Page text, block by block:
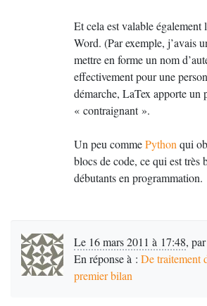
avant la remise du manuscrit)
d’instruments non pas en
empattement. Supposons par
question comporte 400
également utilisé la
noms d’œuvres, les noms
Quelle est la conclusion ? Un
et un risque énorme d’erreur
occurrences de la commande
intérêt à concevoir et à
projet, une commande
sémantique des objets à
Et cela est valable également
Word. (Par exemple, j’avais
mettre en forme un nom
effectivement pour une
démarche, LaTex apporte un
« contraignant ».
Un peu commePython qui
blocs de code, ce qui est très
débutants en programmation.
Le 16 mars 2011 à 17:48, par
En réponse à : De traitement
premier bilan